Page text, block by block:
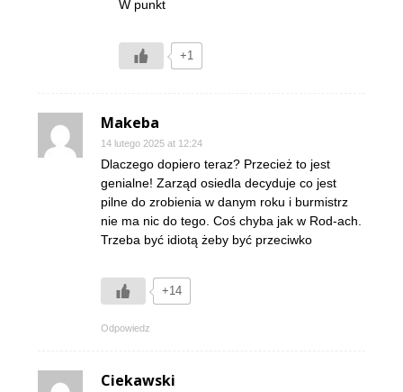
W punkt
+1
Makeba
14 lutego 2025 at 12:24
Dlaczego dopiero teraz? Przecież to jest
genialne! Zarząd osiedla decyduje co jest
pilne do zrobienia w danym roku i burmistrz
nie ma nic do tego. Coś chyba jak w Rod-ach.
Trzeba być idiotą żeby być przeciwko
+14
Odpowiedz
Ciekawski